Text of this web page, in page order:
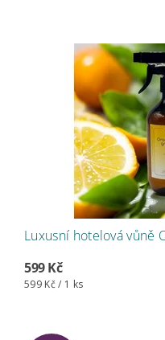
Luxusní hotelová vůně
599 Kč
599 Kč / 1 ks